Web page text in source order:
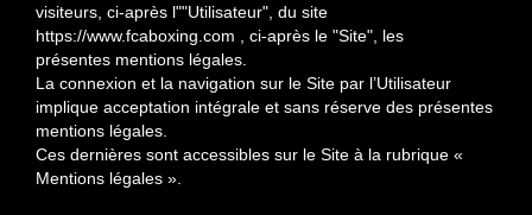
visiteurs, ci-après l""Utilisateur", du site
https://www.fcaboxing.com , ci-après le "Site", les
présentes mentions légales.
La connexion et la navigation sur le Site par l’Utilisateur
implique acceptation intégrale et sans réserve des présentes
mentions légales.
Ces dernières sont accessibles sur le Site à la rubrique «
Mentions légales ».